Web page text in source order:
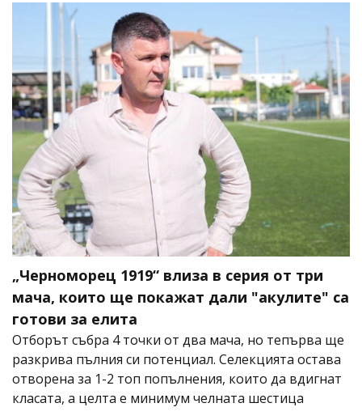
„Черноморец 1919“ влиза в серия от три
мача, които ще покажат дали "акулите" са
готови за елита
Отборът събра 4 точки от два мача, но тепърва ще
разкрива пълния си потенциал. Селекцията остава
отворена за 1-2 топ попълнения, които да вдигнат
класата, а целта е минимум челната шестица